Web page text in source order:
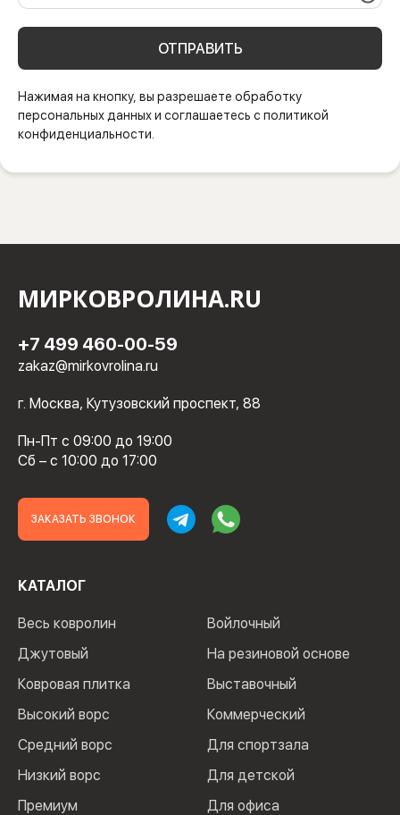
ОТПРАВИТЬ
Нажимая на кнопку, вы разрешаете обработку
персональных данных и соглашаетесь с политикой
конфиденциальности.
МИРКОВРОЛИНА.RU
+7 499 460-00-59
zakaz@mirkovrolina.ru
г. Москва, Кутузовский проспект, 88
Пн-Пт с 09:00 до 19:00
Сб – с 10:00 до 17:00
ЗАКАЗАТЬ ЗВОНОК
КАТАЛОГ
Весь ковролин
Джутовый
Ковровая плитка
Высокий ворс
Средний ворс
Низкий ворс
Премиум
Войлочный
На резиновой основе
Выставочный
Коммерческий
Для спортзала
Для детской
Для офиса